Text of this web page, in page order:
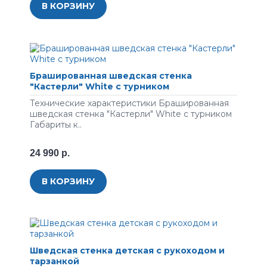
В КОРЗИНУ
Брашированная шведская стенка
"Кастерли" White с турником
Технические характеристики Брашированная
шведская стенка "Кастерли" White с турником
Габариты к..
24 990 р.
В КОРЗИНУ
Шведская стенка детская с рукоходом и
тарзанкой